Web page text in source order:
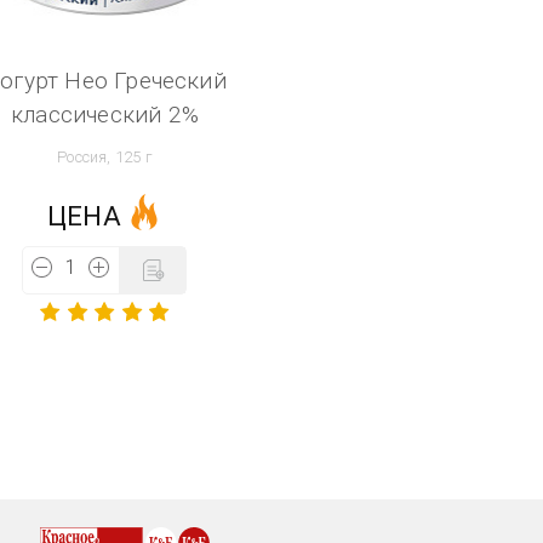
Нео Греческий
классический 2%
Россия, 125 г
ЦЕНА